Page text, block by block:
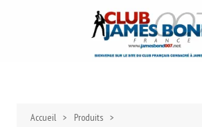
Accueil
Produits